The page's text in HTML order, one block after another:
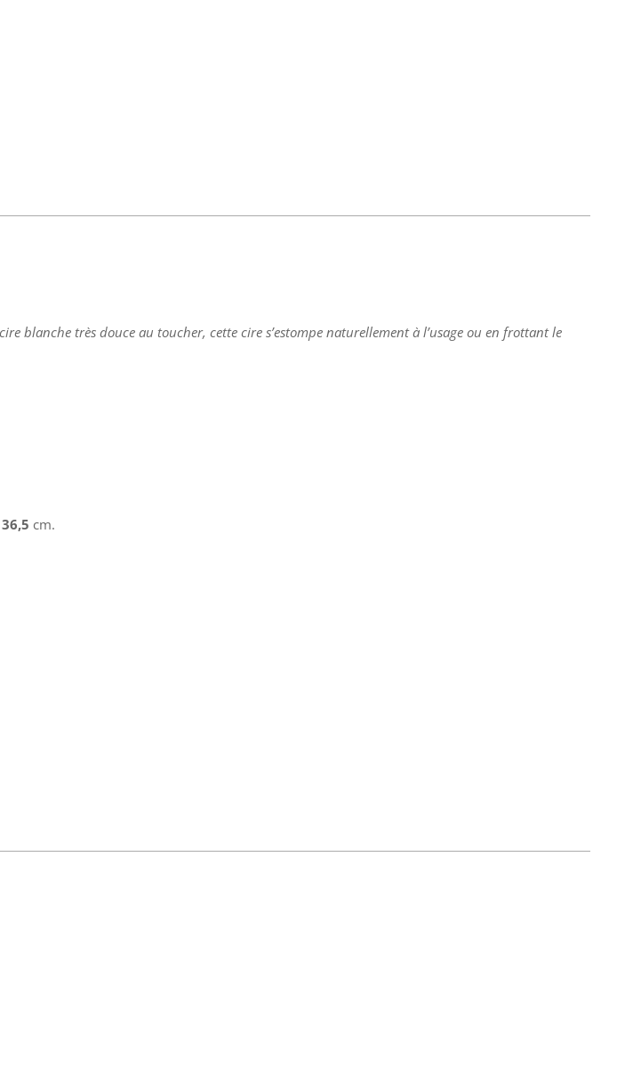
blanche très douce au toucher, cette cire s’estompe naturellement à l’usage ou en frottant le
36,5 cm.